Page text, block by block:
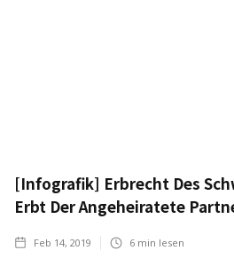
[Infografik] Erbrecht Des
Erbt Der Angeheiratete
Feb 14, 2019 6 min lesen